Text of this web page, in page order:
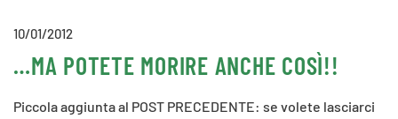
10/01/2012
…MA POTETE MORIRE ANCHE COSÌ!!
Piccola aggiunta al POST PRECEDENTE: se volete lasciarci